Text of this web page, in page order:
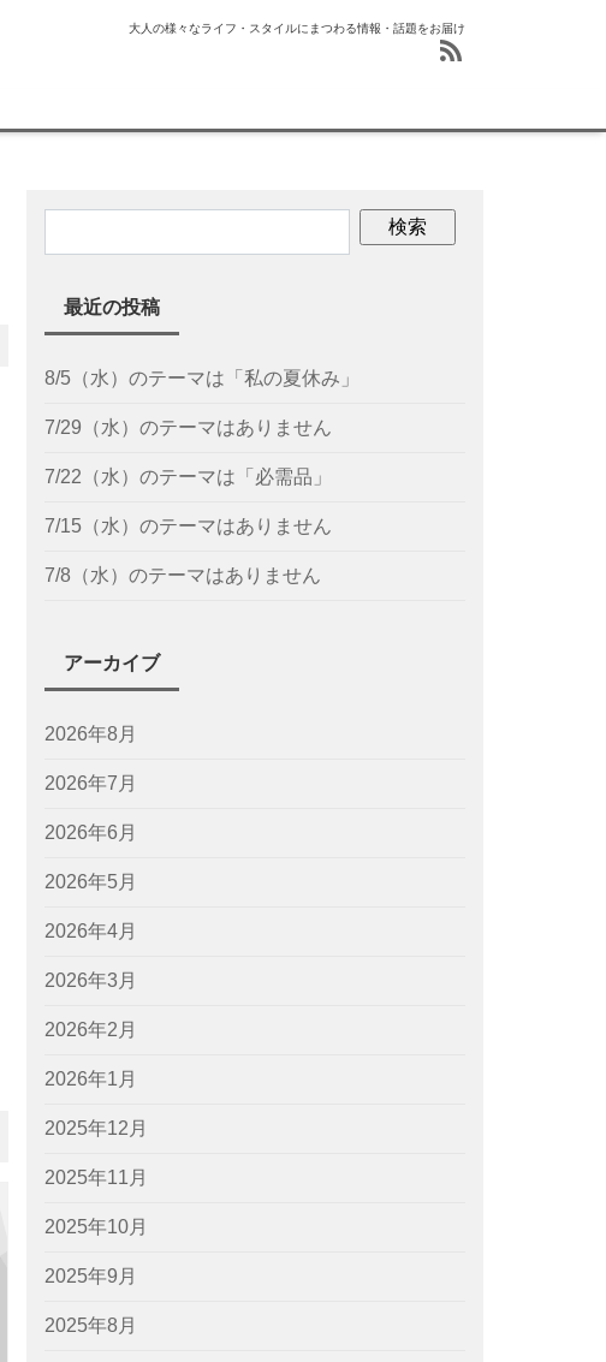
大人の様々なライフ・スタイルにまつわる情報・話題をお届け
最近の投稿
8/5（水）のテーマは「私の夏休み」
7/29（水）のテーマはありません
7/22（水）のテーマは「必需品」
7/15（水）のテーマはありません
7/8（水）のテーマはありません
アーカイブ
2026年8月
2026年7月
2026年6月
2026年5月
2026年4月
2026年3月
2026年2月
2026年1月
2025年12月
2025年11月
2025年10月
2025年9月
2025年8月